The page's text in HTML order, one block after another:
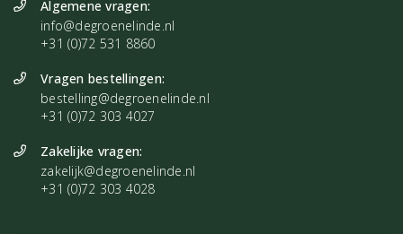
Algemene vragen:
info@degroenelinde.nl
+31 (0)72 531 8860
Vragen bestellingen:
bestelling@degroenelinde.nl
+31 (0)72 303 4027
Zakelijke vragen:
zakelijk@degroenelinde.nl
+31 (0)72 303 4028